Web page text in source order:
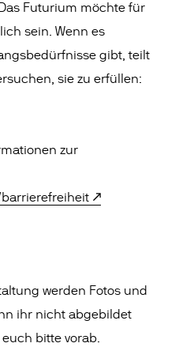
Futurium möchte für
sein. Wenn es
gibt, teilt
sie zu erfüllen:
zur
werden Fotos und
ihr nicht abgebildet
bitte vorab.